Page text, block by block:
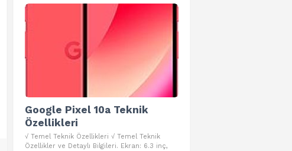
Google Pixel 10a Teknik
Özellikleri
√ Temel Teknik Özellikleri √ Temel Teknik
Özellikler ve Detaylı Bilgileri. Ekran: 6.3 inç,